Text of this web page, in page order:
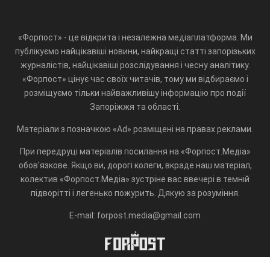
«Форпост» - це відкрита і незалежна медіаплатформа. Ми
публікуємо найцікавіші новини, найкращі статті запорізьких
журналістів, найцікавіші розслідування і чесну аналітику.
«Форпост» цінує час своїх читачів, тому ми відбираємо і
розміщуємо тільки найважливішу інформацію про події
Запоріжжя та області.
Матеріали з позначкою «Ad» розміщені на правах реклами.
При передруці матеріалів посилання на «Форпост.Медіа»
обов'язкове. Якщо ви, дорогі колеги, вкраде наш матеріал,
колектив «Форпост.Медіа» зустріне вас ввечері в темній
підворітті і легенько пожурить. Дякую за розуміння.
E-mail: forpost.media@gmail.com